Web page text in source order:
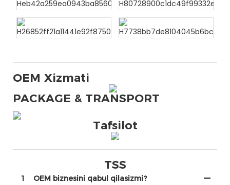
OEM Xizmati
PACKAGE & TRANSPORT
Tafsilot
TSS
1 OEM biznesini qabul qilasizmi?